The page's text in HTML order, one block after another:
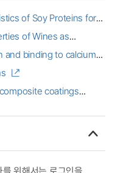
of Soy Proteins for
of Wines as
and binding to calcium
coatings
위해서는 로그인을